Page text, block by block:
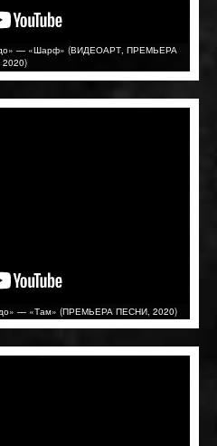
— «Шарф» (ВИДЕОАРТ, ПРЕМЬЕРА
2020)
— «Там» (ПРЕМЬЕРА ПЕСНИ, 2020)